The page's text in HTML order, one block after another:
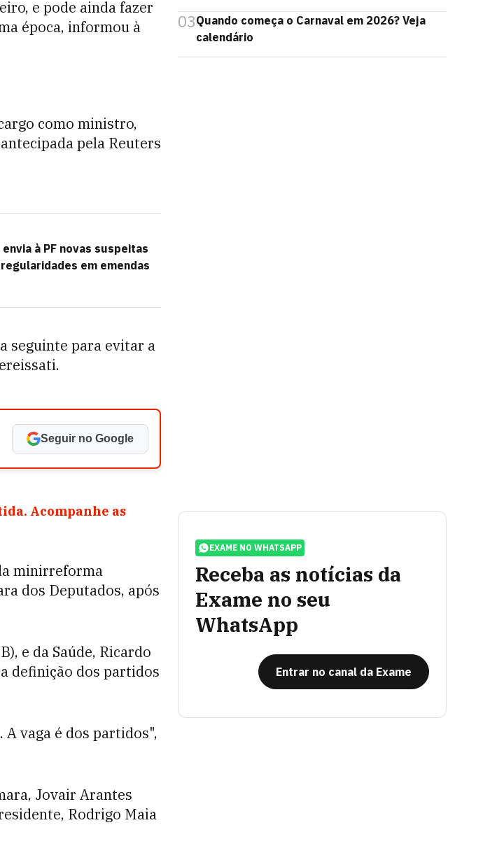
e pode ainda fazer
época, informou à
como ministro,
pela Reuters
envia à PF novas suspeitas
em emendas
seguinte para evitar a
Seguir no Google
Acompanhe as
minirreforma
dos Deputados, após
e da Saúde, Ricardo
definição dos partidos
vaga é dos partidos",
Jovair Arantes
Rodrigo Maia
03Quando começa o Carnaval em 2026? Veja
calendário
EXAME NO WHATSAPP
Receba as notícias da
Exame no seu
WhatsApp
Entrar no canal da Exame